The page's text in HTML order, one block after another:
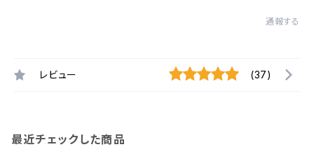
通報する
レビュー (37)
最近チェックした商品